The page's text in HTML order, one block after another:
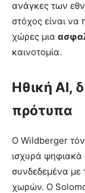
ανάγκες των
στόχος είναι να
χώρες μια
καινοτομία.
Ηθική AI,
πρότυπα
Ο Wildberger
ισχυρά ψηφιακά
συνδεδεμένα με
χωρών. Ο